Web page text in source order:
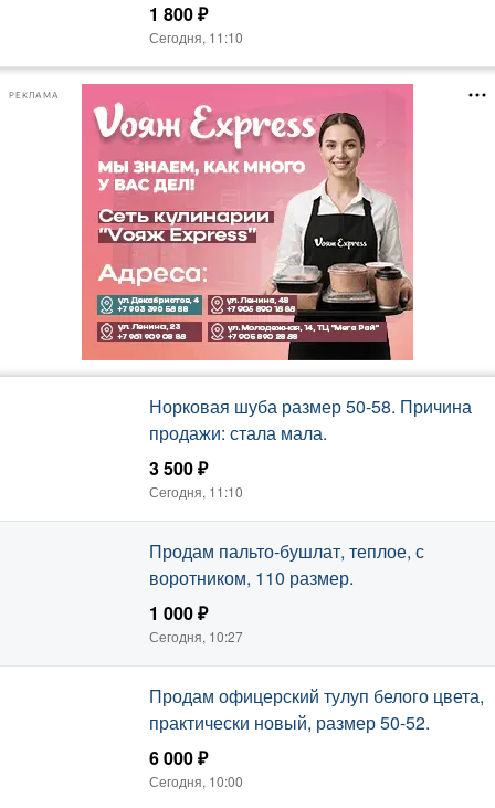
1 800 ₽
Сегодня, 11:10
РЕКЛАМА
Норковая шуба размер 50-58. Причина
продажи: стала мала.
3 500 ₽
Сегодня, 11:10
Продам пальто-бушлат, теплое, с
воротником, 110 размер.
1 000 ₽
Сегодня, 10:27
Продам офицерский тулуп белого цвета,
практически новый, размер 50-52.
6 000 ₽
Сегодня, 10:00